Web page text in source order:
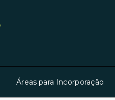
Áreas para Incorporação